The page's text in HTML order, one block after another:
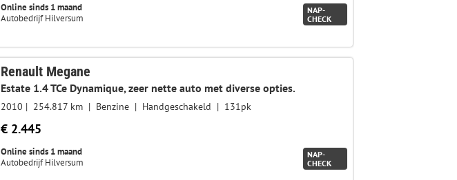
Online sinds 1 maand
Autobedrijf Hilversum
NAP-
CHECK
Renault Megane
Estate 1.4 TCe Dynamique, zeer nette auto met diverse opties.
2010 254.817 km Benzine Handgeschakeld 131pk
€ 2.445
Online sinds 1 maand
Autobedrijf Hilversum
NAP-
CHECK